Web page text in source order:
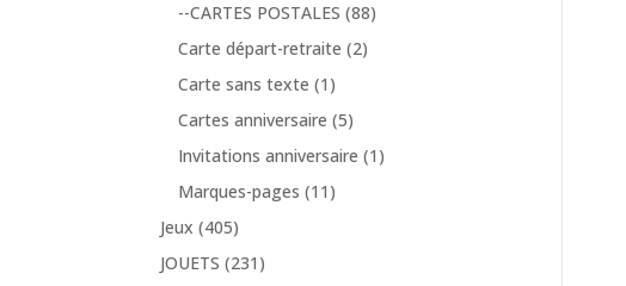
--CARTES POSTALES (88)
Carte départ-retraite (2)
Carte sans texte (1)
Cartes anniversaire (5)
Invitations anniversaire (1)
Marques-pages (11)
Jeux (405)
JOUETS (231)